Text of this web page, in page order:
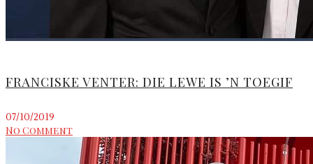
FRANCISKE VENTER: DIE LEWE IS ’N TOEGIF
07/10/2019
No Comment